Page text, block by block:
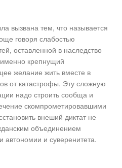
вызвана тем, что называется
говоря слабостью
оставленной в наследство
крепнущий
желание жить вместе в
от катастрофы. Эту сложную
надо строить сообща и
скомпрометировавшими
внеший диктат не
объединением
и суверенитета.